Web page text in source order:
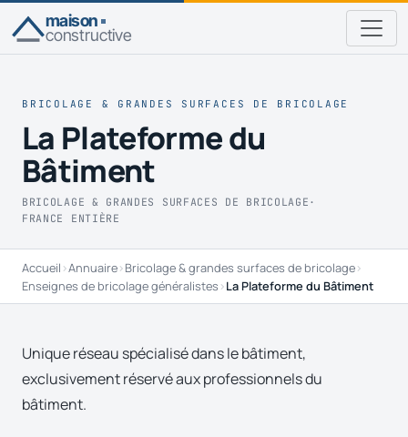
maison
constructive
BRICOLAGE & GRANDES SURFACES DE BRICOLAGE
La Plateforme du
Bâtiment
BRICOLAGE & GRANDES SURFACES DE BRICOLAGE ·
FRANCE ENTIÈRE
Accueil ›Annuaire›Bricolage & grandes surfaces de bricolage›
Enseignes de bricolage généralistes ›La Plateforme du Bâtiment
Unique réseau spécialisé dans le bâtiment,
exclusivement réservé aux professionnels du
bâtiment.